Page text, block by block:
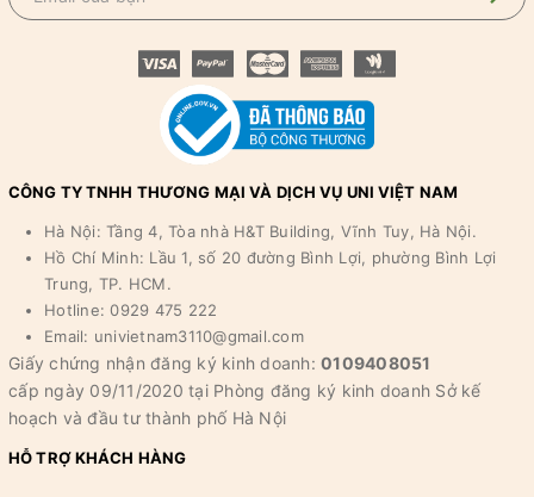
CÔNG TY TNHH THƯƠNG MẠI VÀ DỊCH VỤ UNI VIỆT NAM
Hà Nội: Tầng 4, Tòa nhà H&T Building, Vĩnh Tuy, Hà Nội.
Hồ Chí Minh: Lầu 1, số 20 đường Bình Lợi, phường Bình Lợi
Trung, TP. HCM.
Hotline: 0929 475 222
Email: univietnam3110@gmail.com
Giấy chứng nhận đăng ký kinh doanh: 0109408051
cấp ngày 09/11/2020 tại Phòng đăng ký kinh doanh Sở kế
hoạch và đầu tư thành phố Hà Nội
HỖ TRỢ KHÁCH HÀNG